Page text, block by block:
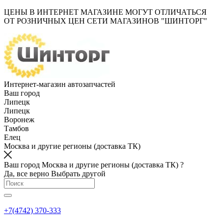
ЦЕНЫ В ИНТЕРНЕТ МАГАЗИНЕ МОГУТ ОТЛИЧАТЬСЯ
ОТ РОЗНИЧНЫХ ЦЕН СЕТИ МАГАЗИНОВ "ШИНТОРГ"
Интернет-магазин автозапчастей
Ваш город
Липецк
Липецк
Воронеж
Тамбов
Елец
Москва и другие регионы (доставка ТК)
Ваш город Москва и другие регионы (доставка ТК) ?
Да, все верно Выбрать другой
+7(4742) 370-333